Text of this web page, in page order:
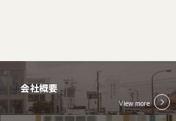
会社概要
View more